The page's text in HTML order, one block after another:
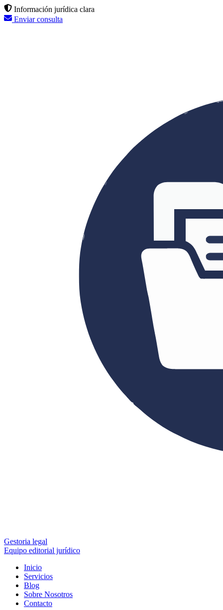
Información jurídica clara
Enviar consulta
Gestoria legal
Equipo editorial jurídico
Inicio
Servicios
Blog
Sobre Nosotros
Contacto